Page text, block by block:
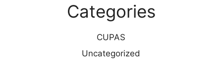
Categories
CUPAS
Uncategorized